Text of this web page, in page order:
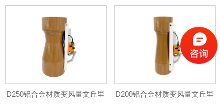
D200铝合金材质变风量文丘里
D250铝合金材质变风量文丘里